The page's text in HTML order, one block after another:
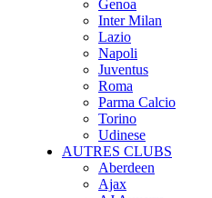
Genoa
Inter Milan
Lazio
Napoli
Juventus
Roma
Parma Calcio
Torino
Udinese
AUTRES CLUBS
Aberdeen
Ajax